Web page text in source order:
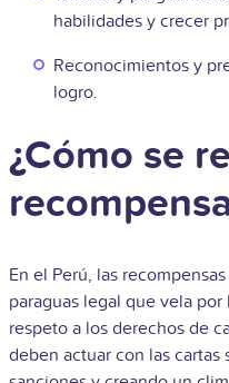
habilidades y crecer
Reconocimientos y
logro.
¿Cómo se
En el Perú, las
paraguas legal que vela
respeto a los derechos de
deben actuar con las cartas